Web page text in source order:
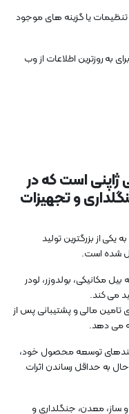
یا گزینه های موجود
به روزترین اطلاعات از وب
است که در
و تجهیزات
زمان به یکی از بزرگترین تولید
شده است.
مکانیکی، بولدوزر، لودر
می کند.
مالی و پشتیبانی پس از
می دهد.
توسعه محصول خود،
حال به حداقل رساندن اثرات
معدن، جنگلداری و